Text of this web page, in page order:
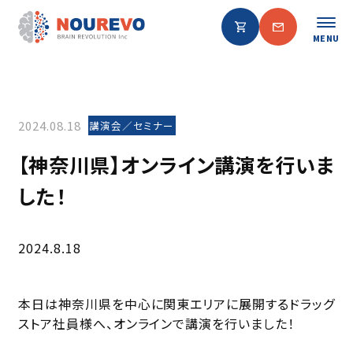
MENU
2024.08.18 講演会／セミナー
【神奈川県】オンライン講演を行いま
した！
2024.8.18
本日は神奈川県を中心に関東エリアに展開するドラッグ
ストア社員様へ、オンラインで講演を行いました！